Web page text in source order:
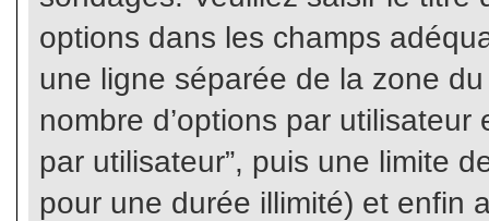
options dans les champs
une ligne séparée de la zone
nombre d’options par
par utilisateur”, puis une limite
pour une durée illimité) et enfin